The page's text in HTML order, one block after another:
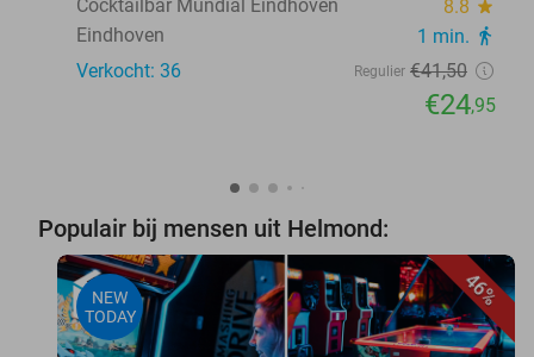
Cocktailbar Mundial Eindhoven
8.8 star
Eindhoven 1 min. directions_walk
Verkocht: 36 Regulier €41,50
€24,95
Populair bij mensen uit Helmond:
46%
NEW
TODAY